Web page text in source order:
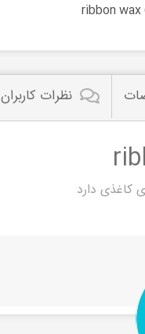
ribbon
نظرات کاربران
کاغذی دارد